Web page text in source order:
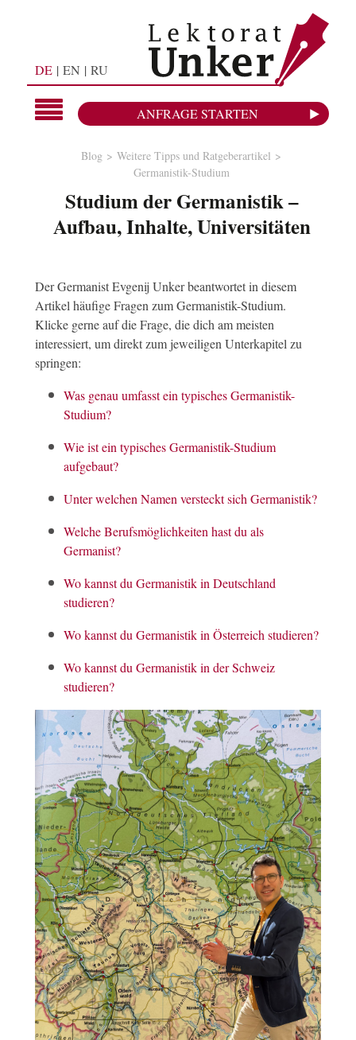
DE EN RU
ANFRAGE STARTEN
Blog
Weitere Tipps und Ratgeberartikel
Germanistik-Studium
Studium der Germanistik –
Aufbau, Inhalte, Universitäten
Der Germanist Evgenij Unker beantwortet in diesem
Artikel häufige Fragen zum Germanistik-Studium.
Klicke gerne auf die Frage, die dich am meisten
interessiert, um direkt zum jeweiligen Unterkapitel zu
springen:
Was genau umfasst ein typisches Germanistik-
Studium?
Wie ist ein typisches Germanistik-Studium
aufgebaut?
Unter welchen Namen versteckt sich Germanistik?
Welche Berufsmöglichkeiten hast du als
Germanist?
Wo kannst du Germanistik in Deutschland
studieren?
Wo kannst du Germanistik in Österreich studieren?
Wo kannst du Germanistik in der Schweiz
studieren?